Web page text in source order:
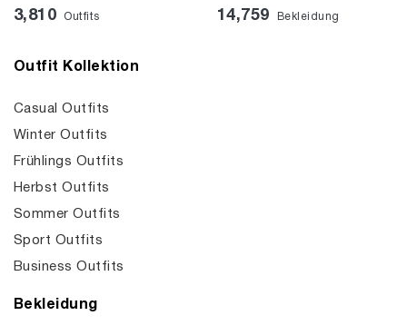
3,810 Outfits 14,759 Bekleidung
Outfit Kollektion
Casual Outfits
Winter Outfits
Frühlings Outfits
Herbst Outfits
Sommer Outfits
Sport Outfits
Business Outfits
Bekleidung